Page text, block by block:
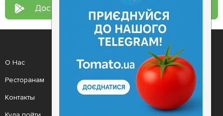
Доступно в Google Play
О Нас
Ресторанам
Контакты
Рецепт дня
Новости
Анонсы